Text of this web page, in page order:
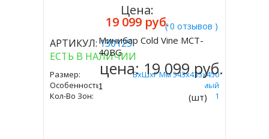
( 0 отзывов )
АРТИКУЛ:130125
ЕСТЬ В НАЛИЧИИ
Размер:
ВxШxГ Мм 543х435х450
Особенность:
Встраиваемый
Кол-Во Зон:
1
Цена:
19 099 руб.
Купить
Минибар Cold Vine MCT-
40BG
цена:19 099 руб.
(шт)